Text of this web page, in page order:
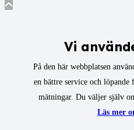
Vi
På den här webbplatsen
en bättre service och löpande
mätningar. Du väljer själv
Läs mer